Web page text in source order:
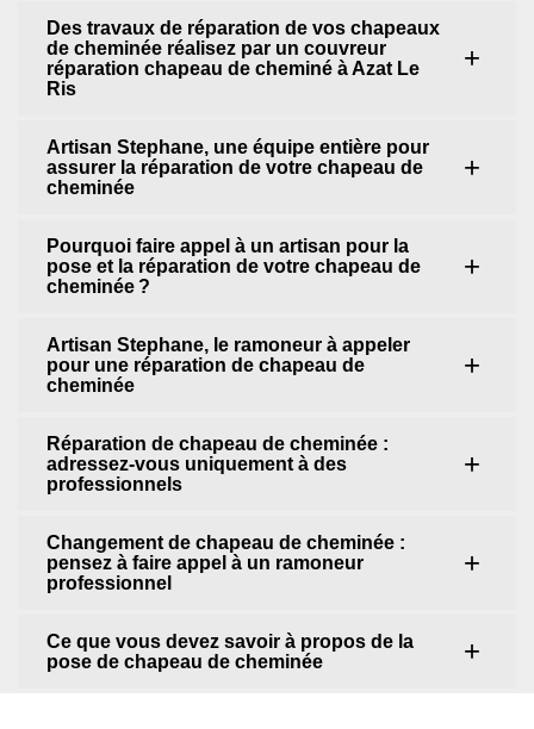
Des travaux de réparation de vos chapeaux
de cheminée réalisez par un couvreur
réparation chapeau de cheminé à Azat Le
Ris
Artisan Stephane, une équipe entière pour
assurer la réparation de votre chapeau de
cheminée
Pourquoi faire appel à un artisan pour la
pose et la réparation de votre chapeau de
cheminée ?
Artisan Stephane, le ramoneur à appeler
pour une réparation de chapeau de
cheminée
Réparation de chapeau de cheminée :
adressez-vous uniquement à des
professionnels
Changement de chapeau de cheminée :
pensez à faire appel à un ramoneur
professionnel
Ce que vous devez savoir à propos de la
pose de chapeau de cheminée